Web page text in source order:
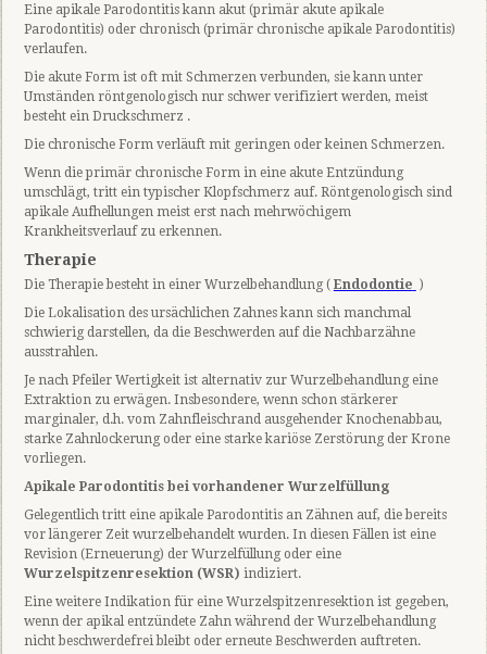
Eine apikale Parodontitis kann akut (primär akute apikale
Parodontitis) oder chronisch (primär chronische apikale Parodontitis)
verlaufen.
Die akute Form ist oft mit Schmerzen verbunden, sie kann unter
Umständen röntgenologisch nur schwer verifiziert werden, meist
besteht ein Druckschmerz .
Die chronische Form verläuft mit geringen oder keinen Schmerzen.
Wenn die primär chronische Form in eine akute Entzündung
umschlägt, tritt ein typischer Klopfschmerz auf. Röntgenologisch sind
apikale Aufhellungen meist erst nach mehrwöchigem
Krankheitsverlauf zu erkennen.
Therapie
Die Therapie besteht in einer Wurzelbehandlung ( Endodontie )
Die Lokalisation des ursächlichen Zahnes kann sich manchmal
schwierig darstellen, da die Beschwerden auf die Nachbarzähne
ausstrahlen.
Je nach Pfeiler Wertigkeit ist alternativ zur Wurzelbehandlung eine
Extraktion zu erwägen. Insbesondere, wenn schon stärkerer
marginaler, d.h. vom Zahnfleischrand ausgehender Knochenabbau,
starke Zahnlockerung oder eine starke kariöse Zerstörung der Krone
vorliegen.
Apikale Parodontitis bei vorhandener Wurzelfüllung
Gelegentlich tritt eine apikale Parodontitis an Zähnen auf, die bereits
vor längerer Zeit wurzelbehandelt wurden. In diesen Fällen ist eine
Revision (Erneuerung) der Wurzelfüllung oder eine
Wurzelspitzenresektion (WSR) indiziert.
Eine weitere Indikation für eine Wurzelspitzenresektion ist gegeben,
wenn der apikal entzündete Zahn während der Wurzelbehandlung
nicht beschwerdefrei bleibt oder erneute Beschwerden auftreten.